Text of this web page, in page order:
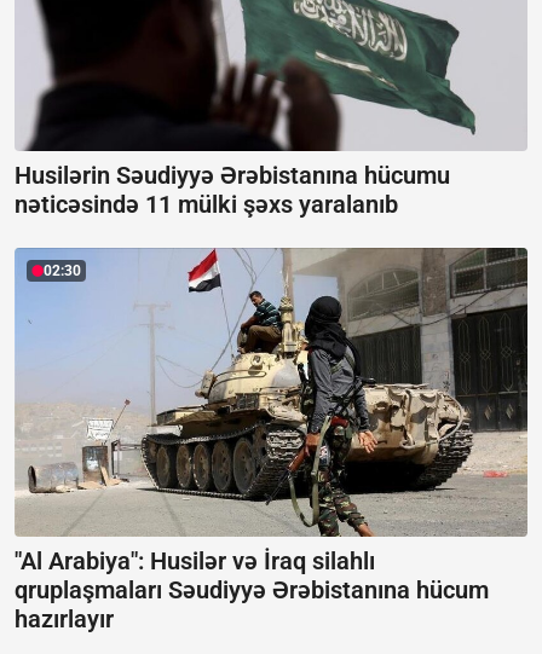
Husilərin Səudiyyə Ərəbistanına hücumu
nəticəsində 11 mülki şəxs yaralanıb
02:30
"Al Arabiya": Husilər və İraq silahlı
qruplaşmaları Səudiyyə Ərəbistanına hücum
hazırlayır